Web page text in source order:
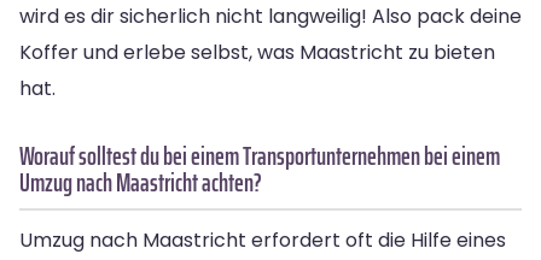
wird es dir sicherlich nicht langweilig! Also pack deine
Koffer und erlebe selbst, was Maastricht zu bieten
hat.
Worauf solltest du bei einem Transportunternehmen bei einem
Umzug nach Maastricht achten?
Umzug nach Maastricht erfordert oft die Hilfe eines